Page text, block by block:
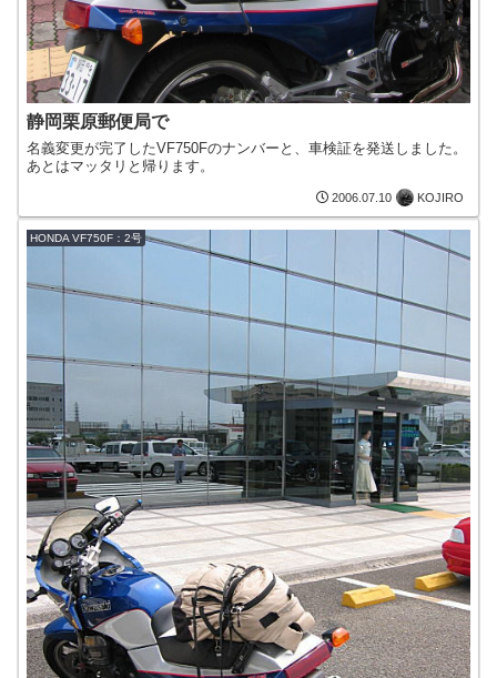
静岡栗原郵便局で
名義変更が完了したVF750Fのナンバーと、車検証を発送しました。
あとはマッタリと帰ります。
2006.07.10 KOJIRO
HONDA VF750F：2号